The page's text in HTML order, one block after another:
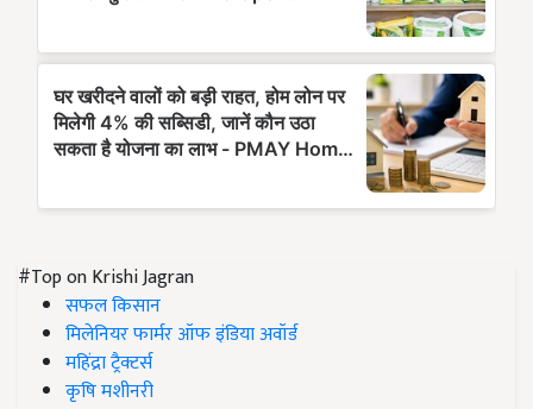
#Top on Krishi Jagran
सफल किसान
मिलेनियर फार्मर ऑफ इंडिया अवॉर्ड
महिंद्रा ट्रैक्टर्स
कृषि मशीनरी